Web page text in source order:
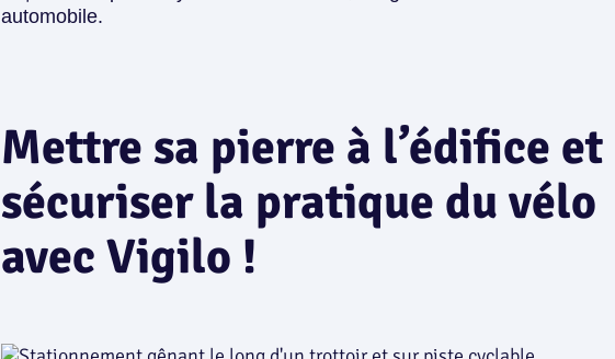
automobile.
Mettre sa pierre à l’édifice et
sécuriser la pratique du vélo
avec Vigilo !